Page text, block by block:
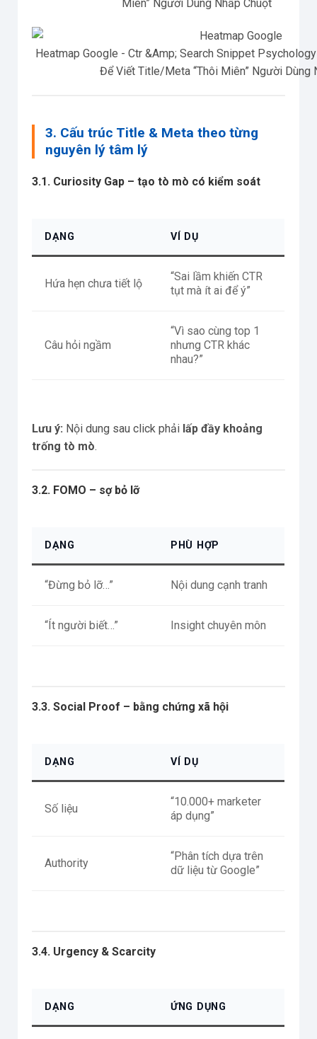
Miên” Người Dùng Nhấp Chuột
Heatmap Google - Ctr &Amp; Search Snippet
Để Viết Title/Meta “Thôi Miên” Người Dùng
3. Cấu trúc Title & Meta theo từng
nguyên lý tâm lý
3.1. Curiosity Gap – tạo tò mò có kiểm soát
DẠNG VÍ DỤ
Hứa hẹn chưa tiết lộ
“Sai lầm khiến CTR
tụt mà ít ai để ý”
Câu hỏi ngầm
“Vì sao cùng top 1
nhưng CTR khác
nhau?”
Lưu ý: Nội dung sau click phải lấp đầy khoảng
trống tò mò.
3.2. FOMO – sợ bỏ lỡ
DẠNG PHÙ HỢP
“Đừng bỏ lỡ…” Nội dung cạnh tranh
“Ít người biết…” Insight chuyên môn
3.3. Social Proof – bằng chứng xã hội
DẠNG VÍ DỤ
Số liệu
“10.000+ marketer
áp dụng”
Authority
“Phân tích dựa trên
dữ liệu từ Google”
3.4. Urgency & Scarcity
DẠNG ỨNG DỤNG